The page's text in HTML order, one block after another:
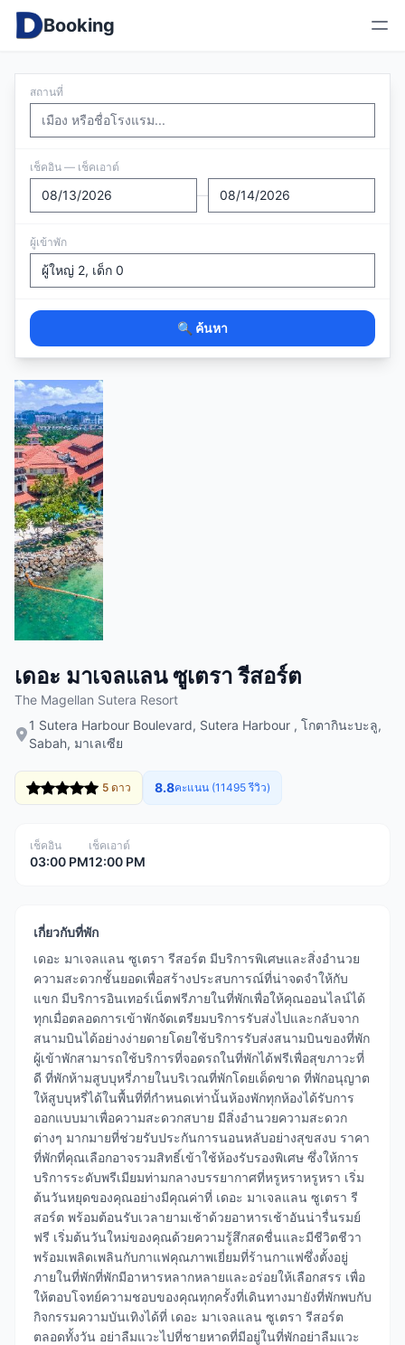
Booking
สถานที่
เช็คอิน — เช็คเอาต์
—
ผู้เข้าพัก
🔍 ค้นหา
เดอะ มาเจลแลน ซูเตรา รีสอร์ต
The Magellan Sutera Resort
1 Sutera Harbour Boulevard, Sutera Harbour , โกตากินะบะลู,
Sabah, มาเลเซีย
5 ดาว 8.8คะแนน (11495 รีวิว)
เช็คอิน
03:00 PM
เช็คเอาต์
12:00 PM
เกี่ยวกับที่พัก
เดอะ มาเจลแลน ซูเตรา รีสอร์ต มีบริการพิเศษและสิ่งอำนวย
ความสะดวกชั้นยอดเพื่อสร้างประสบการณ์ที่น่าจดจำให้กับ
แขก มีบริการอินเทอร์เน็ตฟรีภายในที่พักเพื่อให้คุณออนไลน์ได้
ทุกเมื่อตลอดการเข้าพักจัดเตรียมบริการรับส่งไปและกลับจาก
สนามบินได้อย่างง่ายดายโดยใช้บริการรับส่งสนามบินของที่พัก
ผู้เข้าพักสามารถใช้บริการที่จอดรถในที่พักได้ฟรีเพื่อสุขภาวะที่
ดี ที่พักห้ามสูบบุหรี่ภายในบริเวณที่พักโดยเด็ดขาด ที่พักอนุญาต
ให้สูบบุหรี่ได้ในพื้นที่ที่กำหนดเท่านั้นห้องพักทุกห้องได้รับการ
ออกแบบมาเพื่อความสะดวกสบาย มีสิ่งอำนวยความสะดวก
ต่างๆ มากมายที่ช่วยรับประกันการนอนหลับอย่างสุขสงบ ราคา
ที่พักที่คุณเลือกอาจรวมสิทธิ์เข้าใช้ห้องรับรองพิเศษ ซึ่งให้การ
บริการระดับพรีเมียมท่ามกลางบรรยากาศที่หรูหราหรูหรา เริ่ม
ต้นวันหยุดของคุณอย่างมีคุณค่าที่ เดอะ มาเจลแลน ซูเตรา รี
สอร์ต พร้อมต้อนรับเวลายามเช้าด้วยอาหารเช้าอันน่ารื่นรมย์
ฟรี เริ่มต้นวันใหม่ของคุณด้วยความรู้สึกสดชื่นและมีชีวิตชีวา
พร้อมเพลิดเพลินกับกาแฟคุณภาพเยี่ยมที่ร้านกาแฟซึ่งตั้งอยู่
ภายในที่พักที่พักมีอาหารหลากหลายและอร่อยให้เลือกสรร เพื่อ
ให้ตอบโจทย์ความชอบของคุณทุกครั้งที่เดินทางมายังที่พักพบกับ
กิจกรรมความบันเทิงได้ที่ เดอะ มาเจลแลน ซูเตรา รีสอร์ต
ตลอดทั้งวัน อย่าลืมแวะไปที่ชายหาดที่มีอยู่ในที่พักอย่าลืมแวะ